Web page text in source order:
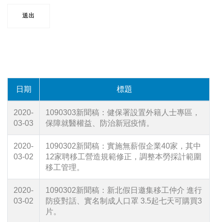
日期 標題
2020-
03-03
1090303新聞稿：健保署設置外籍人士專區，
保障就醫權益、防治新冠疫情。
2020-
03-02
1090302新聞稿：實施無薪假企業40家，其中
12家聘移工營造規範修正，調整本勞採計範圍
移工管理。
2020-
03-02
1090302新聞稿：新北假日邀集移工仲介 進行
防疫對話、實名制成人口罩 3.5起七天可購買3
片。